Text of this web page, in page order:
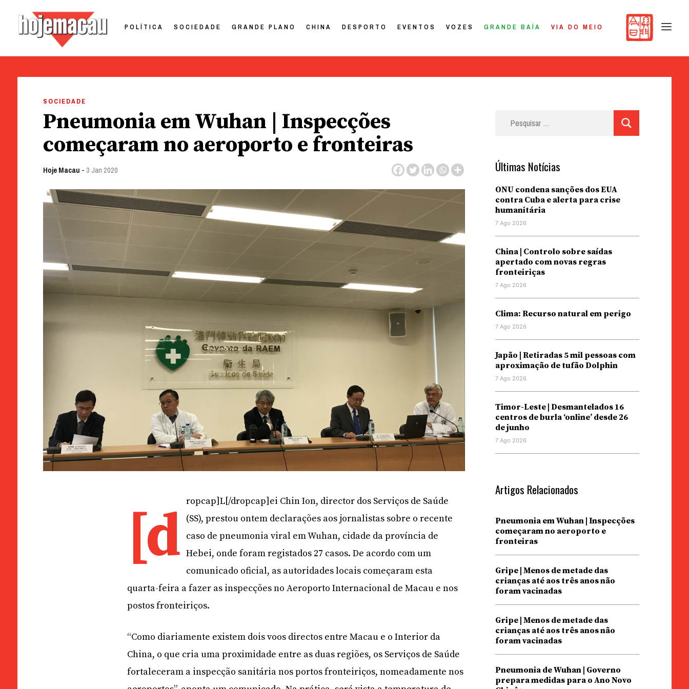
POLÍTICA SOCIEDADE GRANDE PLANO CHINA DESPORTO EVENTOS VOZES GRANDE BAÍA VIA DO MEIO
SOCIEDADE
Pneumonia em Wuhan | Inspecções
começaram no aeroporto e fronteiras
Hoje Macau - 3 Jan 2020
[d ropcap]L[/dropcap]ei Chin Ion, director dos Serviços de Saúde
(SS), prestou ontem declarações aos jornalistas sobre o recente
caso de pneumonia viral em Wuhan, cidade da província de
Hebei, onde foram registados 27 casos. De acordo com um
comunicado oficial, as autoridades locais começaram esta
quarta-feira a fazer as inspecções no Aeroporto Internacional de Macau e nos
postos fronteiriços.
“Como diariamente existem dois voos directos entre Macau e o Interior da
China, o que cria uma proximidade entre as duas regiões, os Serviços de Saúde
fortaleceram a inspecção sanitária nos portos fronteiriços, nomeadamente nos
Últimas Notícias
ONU condena sanções dos EUA
contra Cuba e alerta para crise
humanitária
7 Ago 2026
China | Controlo sobre saídas
apertado com novas regras
fronteiriças
7 Ago 2026
Clima: Recurso natural em perigo
7 Ago 2026
Japão | Retiradas 5 mil pessoas com
aproximação de tufão Dolphin
7 Ago 2026
Timor-Leste | Desmantelados 16
centros de burla ‘online’ desde 26
de junho
7 Ago 2026
Artigos Relacionados
Pneumonia em Wuhan | Inspecções
começaram no aeroporto e
fronteiras
Gripe | Menos de metade das
crianças até aos três anos não
foram vacinadas
Gripe | Menos de metade das
crianças até aos três anos não
foram vacinadas
Pneumonia de Wuhan | Governo
prepara medidas para o Ano Novo